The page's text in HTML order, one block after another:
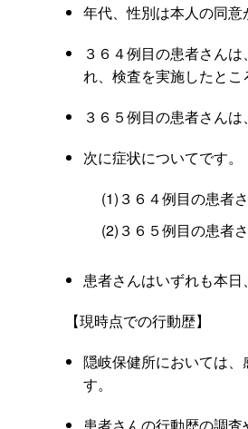
年代、性別は本人の同意
３６４例目の患者さん
れ、検査を実施したとこ
３６５例目の患者さん
次に症状についてです。
(1)３６４例目の患者
(2)３６５例目の患者
患者さんはいずれも本日
【現時点での行動歴】
隠岐保健所においては
す。
患者さんの行動歴の調